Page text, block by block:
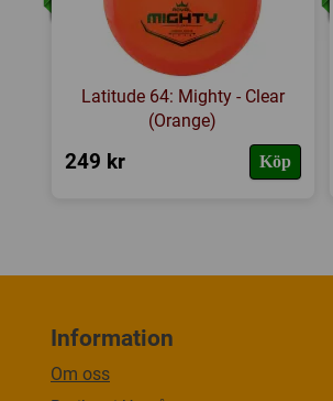
Latitude 64: Mighty - Clear
(Orange)
249 kr Köp
Information
Om oss